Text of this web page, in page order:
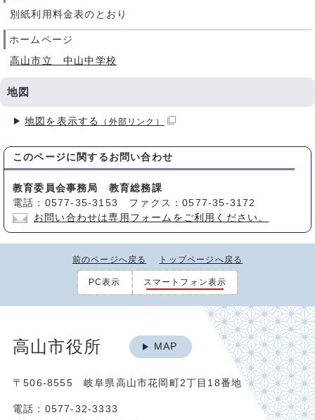
別紙利用料金表のとおり
ホームページ
高山市立 中山中学校
地図
地図を表示する （外部リンク）
このページに関する お問い合わせ
教育委員会事務局 教育総務課
電話：0577-35-3153 ファクス：0577-35-3172
お問い合わせは専用フォームをご利用ください。
前のページへ戻る トップページへ戻る
PC表示 スマートフォン表示
高山市役所 MAP
〒506-8555 岐阜県高山市花岡町2丁目18番地
電話：0577-32-3333